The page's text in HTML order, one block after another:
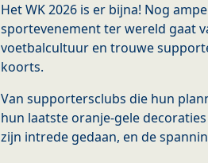
Het WK 2026 is er bijna! Nog
sportevenement ter wereld gaat
voetbalcultuur en trouwe
koorts.
Van supportersclubs die hun
hun laatste oranje-gele
zijn intrede gedaan, en de